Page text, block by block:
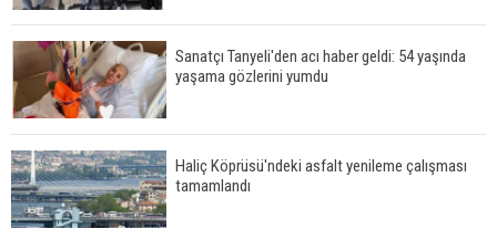
Sanatçı Tanyeli'den acı haber geldi: 54 yaşında
yaşama gözlerini yumdu
Haliç Köprüsü'ndeki asfalt yenileme çalışması
tamamlandı